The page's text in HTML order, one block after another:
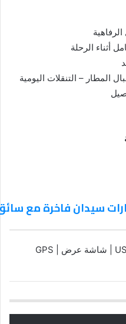
أثناء الرحلة
المطار – التنقلات اليومية
سيدان فاخرة مع